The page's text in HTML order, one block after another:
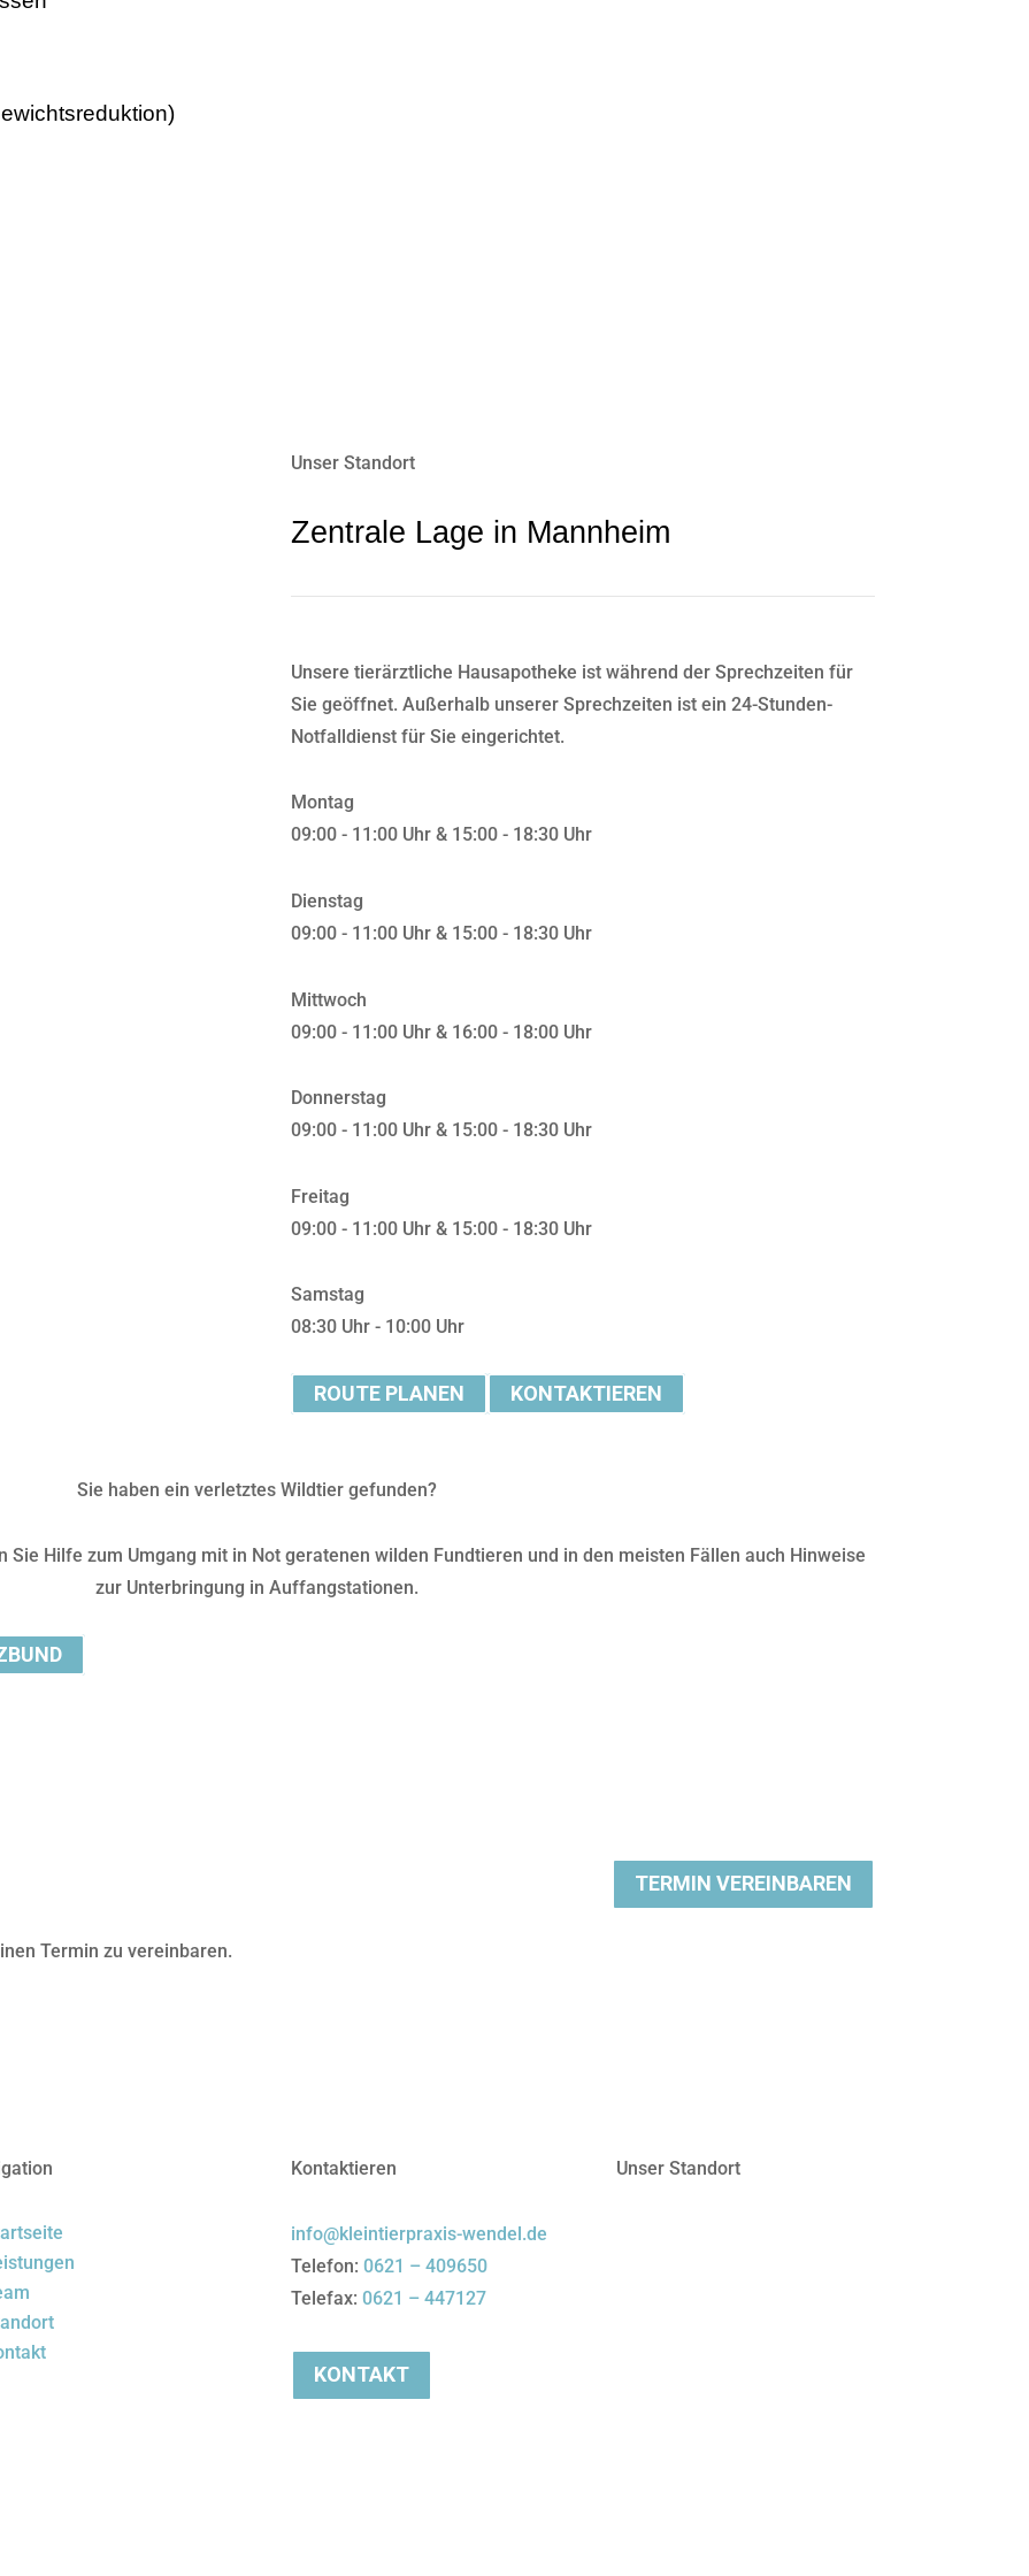
Unser Standort
Zentrale Lage in Mannheim
Unsere tierärztliche Hausapotheke ist während der Sprechzeiten für
Sie geöffnet. Außerhalb unserer Sprechzeiten ist ein 24-Stunden-
Notfalldienst für Sie eingerichtet.
Montag
09:00 - 11:00 Uhr & 15:00 - 18:30 Uhr
Dienstag
09:00 - 11:00 Uhr & 15:00 - 18:30 Uhr
Mittwoch
09:00 - 11:00 Uhr & 16:00 - 18:00 Uhr
Donnerstag
09:00 - 11:00 Uhr & 15:00 - 18:30 Uhr
Freitag
09:00 - 11:00 Uhr & 15:00 - 18:30 Uhr
Samstag
08:30 Uhr - 10:00 Uhr
ROUTE PLANEN KONTAKTIEREN
Sie haben ein verletztes Wildtier gefunden?
Hilfe zum Umgang mit in Not geratenen wilden Fundtieren und in den meisten Fällen auch Hinweise
zur Unterbringung in Auffangstationen.
Termin zu vereinbaren.
TERMIN VEREINBAREN
Kontaktieren
info@kleintierpraxis-wendel.de
Telefon: 0621 – 409650
Telefax: 0621 – 447127
KONTAKT
Unser Standort